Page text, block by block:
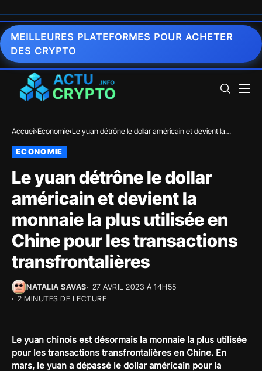
MEILLEURES PLATEFORMES POUR ACHETER
DES CRYPTO
Accueil Economie Le yuan détrône le dollar américain et devient la
ECONOMIE
Le yuan détrône le dollar
américain et devient la
monnaie la plus utilisée en
Chine pour les transactions
transfrontalières
NATALIA SAVAS
27 AVRIL 2023 À 14H55
2 MINUTES DE LECTURE
Le yuan chinois est désormais la monnaie la plus utilisée
pour les transactions transfrontalières en Chine. En
mars, le yuan a dépassé le dollar américain pour la